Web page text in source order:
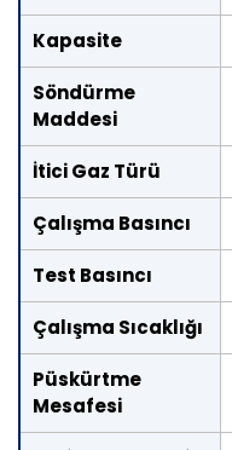
Kapasite
Söndürme
Maddesi
İtici Gaz Türü
Çalışma Basıncı
Test Basıncı
Çalışma Sıcaklığı
Püskürtme
Mesafesi